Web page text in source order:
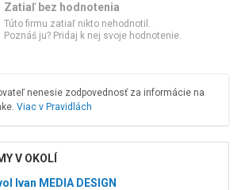
Zatiaľ bez hodnotenia
Túto firmu zatiaľ nikto nehodnotil.
Poznáš ju? Pridaj k nej svoje hodnotenie.
nenesie zodpovednosť za informácie na
Viac v Pravidlách
V OKOLÍ
Ivan MEDIA DESIGN